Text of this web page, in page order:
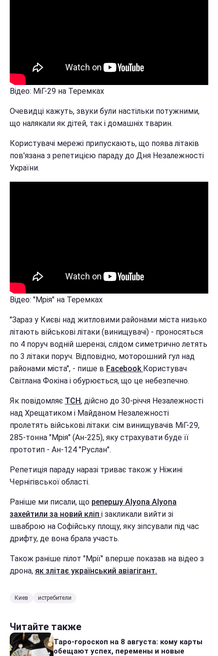
Відео: МіГ-29 на Теремках
Очевидці кажуть, звуки були настільки потужними,
що налякали як дітей, так і домашніх тварин.
Користувачі мережі припускають, що поява літаків
пов'язана з репетицією параду до Дня Незалежності
України.
Відео: "Мрія" на Теремках
"Зараз у Києві над житловими районами міста низько
літають військові літаки (винищувачі) - проносяться
по 4 поруч водній шерензі, слідом симетрично летять
по 3 літаки поруч. Відповідно, моторошний гул над
районами міста", - пише в Facebook Користувач
Світлана Фокіна і обурюється, що це небезпечно.
Як повідомляє ТСН, дійсно до 30-річчя Незалежності
над Хрещатиком і Майданом Незалежності
пролетять військові літаки: сім винищувачів МіГ-29,
285-тонна "Мрія" (Ан-225), яку страхувати буде її
прототип - Ан-124 "Руслан".
Репетиція параду наразі триває також у Ніжині
Чернігівської області.
Раніше ми писали, що репершу Alyona Alyona
захейтили за новий кліп і закликали вийти зі
шваброю на Софійську площу, яку зіпсували під час
дрифту, де вона брала участь.
Також раніше пілот "Мрії" вперше показав на відео з
дрона, як злітає український авіагігант.
Киев истребители
Читайте также
Таро-гороскоп на 8 августа: кому карты
обещают успех, перемены и новые